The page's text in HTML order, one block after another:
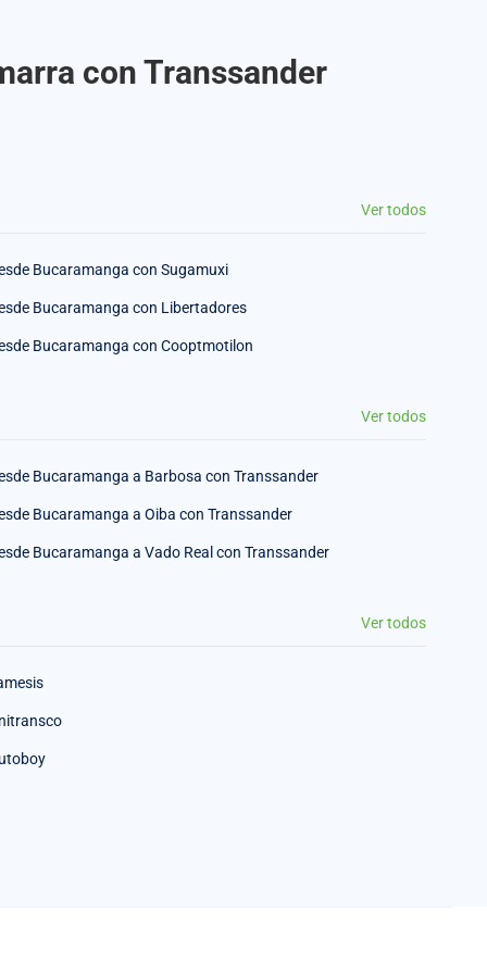
con Transsander
Ver todos
Bucaramanga con Sugamuxi
Bucaramanga con Libertadores
Bucaramanga con Cooptmotilon
Ver todos
Bucaramanga a Barbosa con Transsander
Bucaramanga a Oiba con Transsander
Bucaramanga a Vado Real con Transsander
Ver todos